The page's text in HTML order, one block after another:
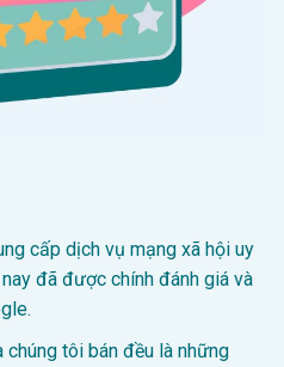
cấp dịch vụ mạng xã hội uy
đã được chính đánh giá và
tôi bán đều là những